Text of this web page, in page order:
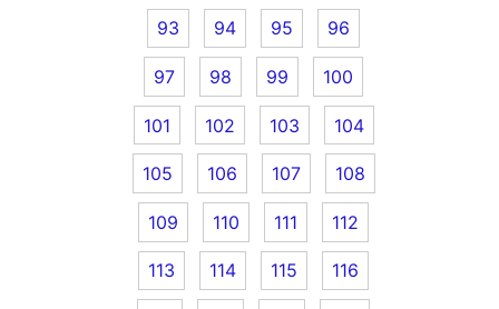
93 94 95 96
97 98 99 100
101 102 103 104
105 106 107 108
109 110 111 112
113 114 115 116